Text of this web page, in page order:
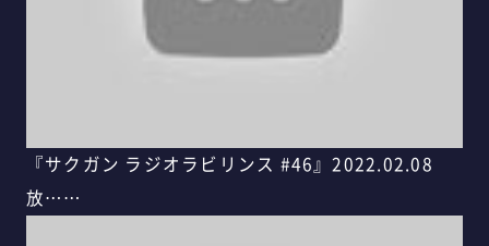
『サクガン ラジオラビリンス #46』2022.02.08
放……